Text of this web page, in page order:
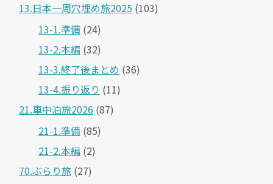
13.日本一周穴埋め旅2025 (103)
13-1.準備 (24)
13-2.本編 (32)
13-3.終了後まとめ (36)
13-4.振り返り (11)
21.車中泊旅2026 (87)
21-1.準備 (85)
21-2.本編 (2)
70.ぶらり旅 (27)